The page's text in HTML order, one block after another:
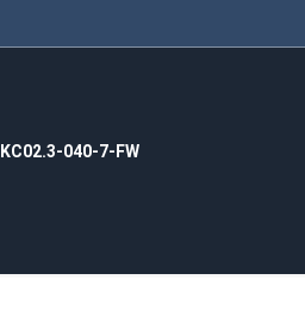
040-7-FW